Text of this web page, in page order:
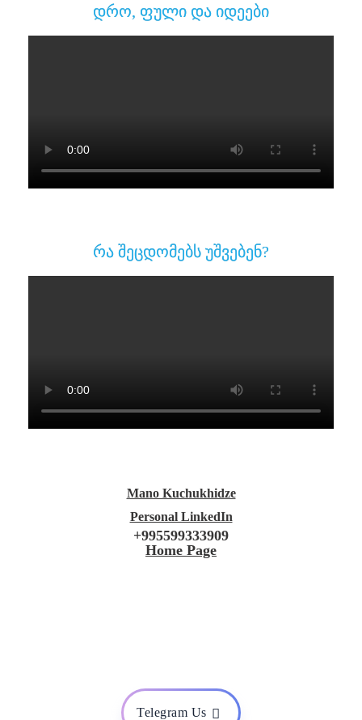
დრო, ფული და იდეები
რა შეცდომებს უშვებენ?
Mano Kuchukhidze
Personal LinkedIn
+995599333909
Home Page
Telegram Us